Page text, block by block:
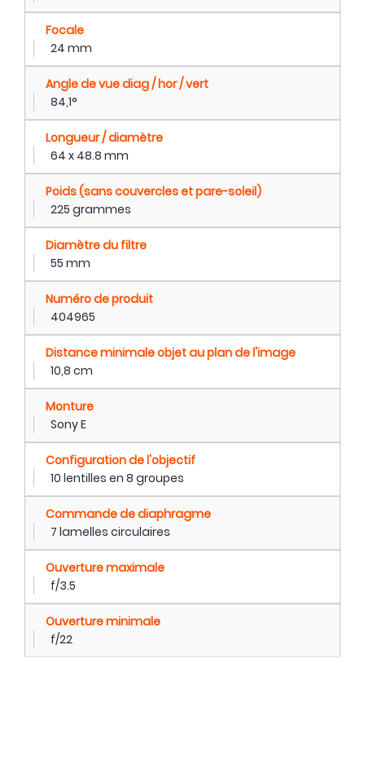
Focale
24 mm
Angle de vue diag / hor / vert
84,1°
Longueur / diamètre
64 x 48.8 mm
Poids (sans couvercles et pare-soleil)
225 grammes
Diamètre du filtre
55 mm
Numéro de produit
404965
Distance minimale objet au plan de l'image
10,8 cm
Monture
Sony E
Configuration de l'objectif
10 lentilles en 8 groupes
Commande de diaphragme
7 lamelles circulaires
Ouverture maximale
f/3.5
Ouverture minimale
f/22